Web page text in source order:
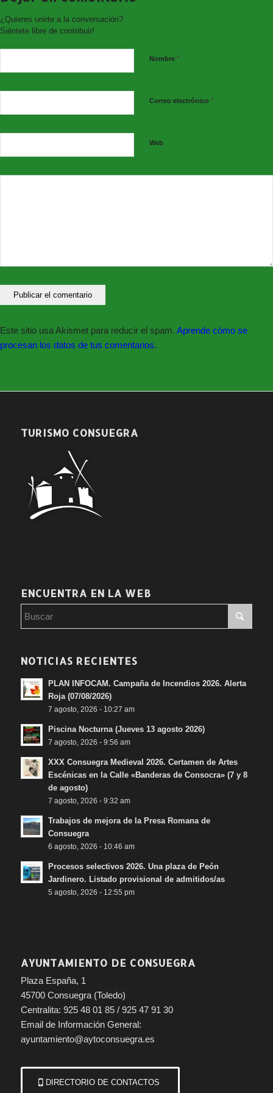
¿Quieres unirte a la conversación?
Siéntete libre de contribuir!
Nombre *
Correo electrónico *
Web
Este sitio usa Akismet para reducir el spam. Aprende cómo se
procesan los datos de tus comentarios.
TURISMO CONSUEGRA
ENCUENTRA EN LA WEB
NOTICIAS RECIENTES
PLAN INFOCAM. Campaña de Incendios 2026. Alerta
Roja (07/08/2026)
7 agosto, 2026 - 10:27 am
Piscina Nocturna (Jueves 13 agosto 2026)
7 agosto, 2026 - 9:56 am
XXX Consuegra Medieval 2026. Certamen de Artes
Escénicas en la Calle «Banderas de Consocra» (7 y 8
de agosto)
7 agosto, 2026 - 9:32 am
Trabajos de mejora de la Presa Romana de
Consuegra
6 agosto, 2026 - 10:46 am
Procesos selectivos 2026. Una plaza de Peón
Jardinero. Listado provisional de admitidos/as
5 agosto, 2026 - 12:55 pm
AYUNTAMIENTO DE CONSUEGRA
Plaza España, 1
45700 Consuegra (Toledo)
Centralita: 925 48 01 85 / 925 47 91 30
Email de Información General:
ayuntamiento@aytoconsuegra.es
DIRECTORIO DE CONTACTOS